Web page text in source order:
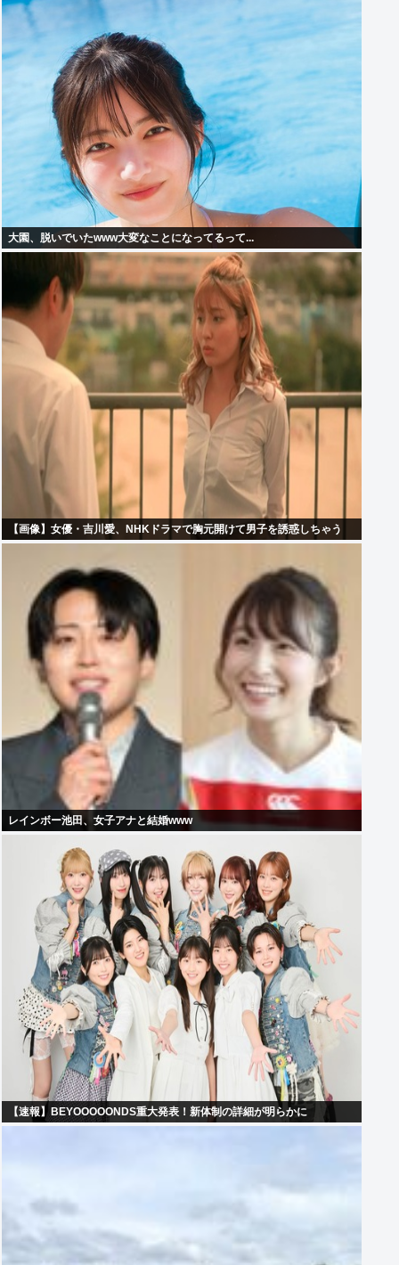
大園、脱いでいたwww大変なことになってるって...
【画像】女優・吉川愛、NHKドラマで胸元開けて男子を誘惑しちゃう
レインボー池田、女子アナと結婚www
【速報】BEYOOOOONDS重大発表！新体制の詳細が明らかに